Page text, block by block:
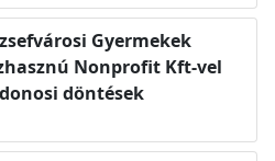
Gyermekek
Nonprofit Kft-vel
döntések